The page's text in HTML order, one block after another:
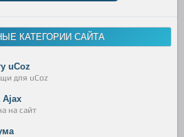
КАТЕГОРИИ САЙТА
uCoz
для uCoz
Ajax
на сайт